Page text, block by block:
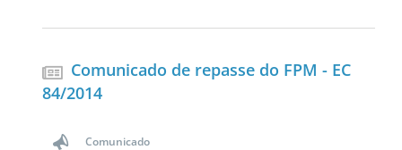
Comunicado de repasse do FPM - EC
84/2014
Comunicado